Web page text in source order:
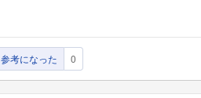
参考になった 0